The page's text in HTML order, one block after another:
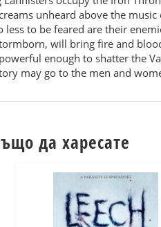
unheard above the
to be feared are their
will bring fire and
enough to shatter the
may go to the men and
да харесате